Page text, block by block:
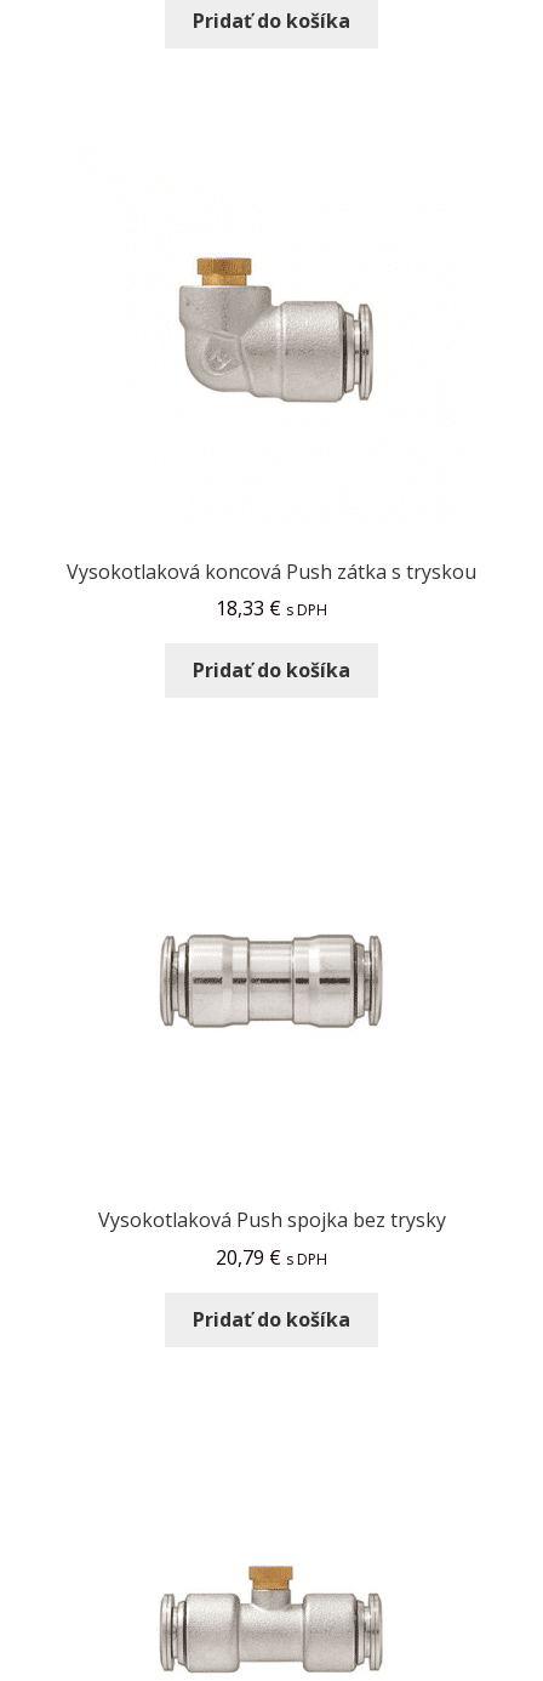
Pridať do košíka
Vysokotlaková koncová Push zátka s tryskou
18,33 € s DPH
Pridať do košíka
Vysokotlaková Push spojka bez trysky
20,79 € s DPH
Pridať do košíka